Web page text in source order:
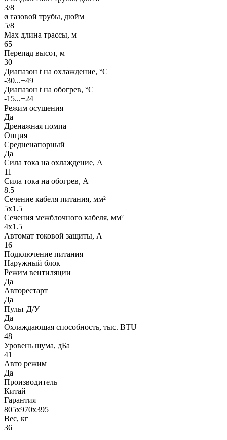
3/8
ø газовой трубы, дюйм
5/8
Max длина трассы, м
65
Перепад высот, м
30
Диапазон t на охлаждение, °С
-30...+49
Диапазон t на обогрев, °С
-15...+24
Режим осушения
Да
Дренажная помпа
Опция
Средненапорный
Да
Сила тока на охлаждение, А
11
Сила тока на обогрев, А
8.5
Сечение кабеля питания, мм²
5x1.5
Сечения межблочного кабеля, мм²
4x1.5
Автомат токовой защиты, A
16
Подключение питания
Наружный блок
Режим вентиляции
Да
Авторестарт
Да
Пульт Д/У
Да
Охлаждающая способность, тыс. BTU
48
Уровень шума, дБа
41
Авто режим
Да
Производитель
Китай
Гарантия
805x970x395
Вес, кг
36